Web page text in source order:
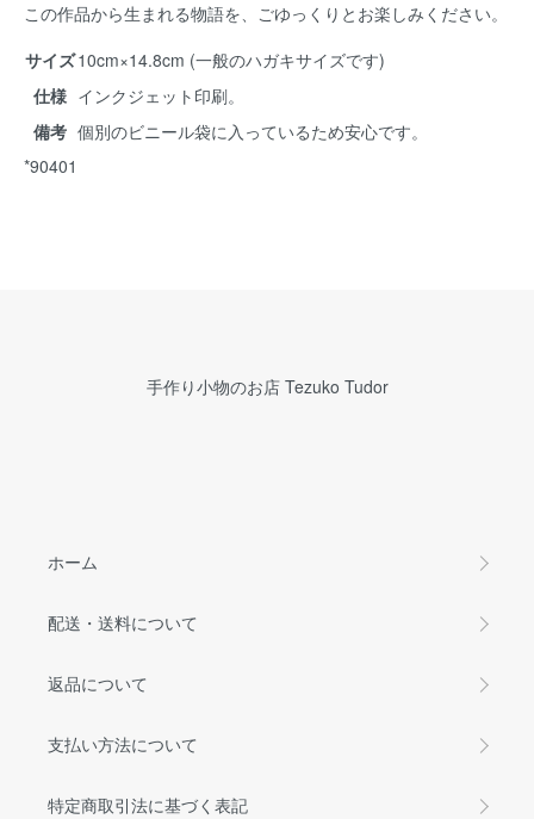
この作品から生まれる物語を、ごゆっくりとお楽しみください。
サイズ10cm×14.8cm (一般のハガキサイズです)
仕様 インクジェット印刷。
備考 個別のビニール袋に入っているため安心です。
*90401
手作り小物のお店 Tezuko Tudor
ホーム
配送・送料について
返品について
支払い方法について
特定商取引法に基づく表記